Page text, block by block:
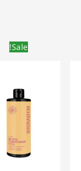
Sale!